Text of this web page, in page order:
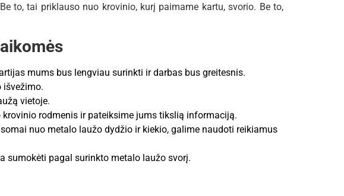
to, tai priklauso nuo krovinio, kurį paimame kartu, svorio. Be to,
mums bus lengviau surinkti ir darbas bus greitesnis.
išvežimo.
vietoje.
rodmenis ir pateiksime jums tikslią informaciją.
nuo metalo laužo dydžio ir kiekio, galime naudoti reikiamus
sumokėti pagal surinkto metalo laužo svorį.